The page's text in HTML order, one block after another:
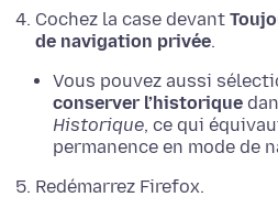
Cochez la case devant
de navigation privée.
Vous pouvez aussi
conserver l’historique
Historique, ce qui
permanence en mode de
Redémarrez Firefox.